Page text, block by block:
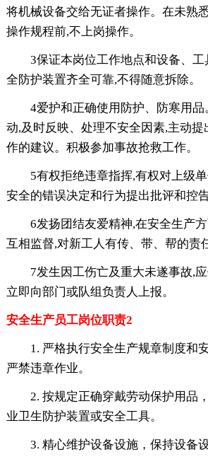
将机械设备交给无证者操作。在未熟
操作规程前,不上岗操作。
3保证本岗位工作地点和设备、
全防护装置齐全可靠,不得随意拆除。
4爱护和正确使用防护、防寒用
动,及时反映、处理不安全因素,主动
作的建议。积极参加事故抢救工作。
5有权拒绝违章指挥,有权对上级
安全的错误决定和行为提出批评和控告
6发扬团结友爱精神,在安全生产方
互相监督,对新工人有传、带、帮的责
7发生因工伤亡及重大未遂事故,
立即向部门或队组负责人上报。
安全生产员工岗位职责2
1. 严格执行安全生产规章制度和
严禁违章作业。
2. 按规定正确穿戴劳动保护用品
业卫生防护装置或安全工具。
3. 精心维护设备设施，保持设备